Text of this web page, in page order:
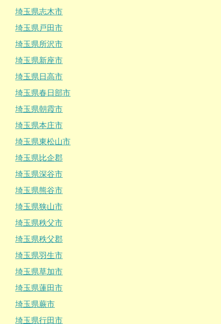
埼玉県志木市
埼玉県戸田市
埼玉県所沢市
埼玉県新座市
埼玉県日高市
埼玉県春日部市
埼玉県朝霞市
埼玉県本庄市
埼玉県東松山市
埼玉県比企郡
埼玉県深谷市
埼玉県熊谷市
埼玉県狭山市
埼玉県秩父市
埼玉県秩父郡
埼玉県羽生市
埼玉県草加市
埼玉県蓮田市
埼玉県蕨市
埼玉県行田市